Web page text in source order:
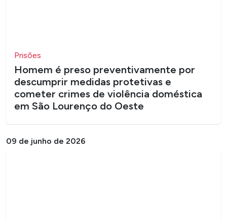
Prisões
Homem é preso preventivamente por
descumprir medidas protetivas e
cometer crimes de violência doméstica
em São Lourenço do Oeste
09 de junho de 2026